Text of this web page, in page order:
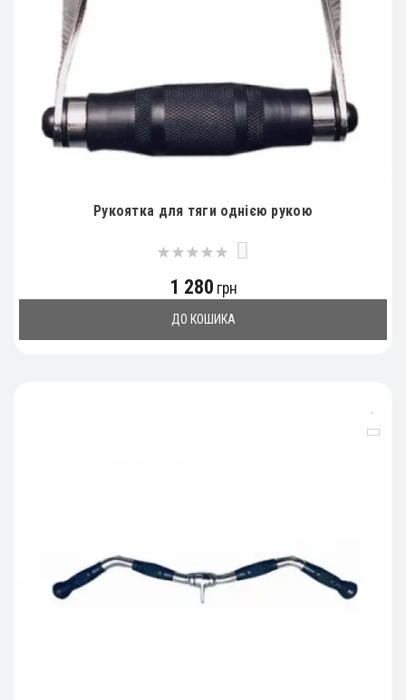
Рукоятка для тяги однією рукою
1 280 грн
ДО КОШИКА